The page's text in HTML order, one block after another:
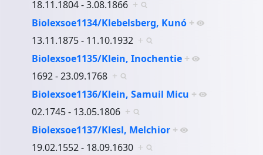
18.11.1804 - 3.08.1866 +
Biolexsoe1134/Klebelsberg, Kunó +
13.11.1875 - 11.10.1932 +
Biolexsoe1135/Klein, Inochentie +
1692 - 23.09.1768 +
Biolexsoe1136/Klein, Samuil Micu +
02.1745 - 13.05.1806 +
Biolexsoe1137/Klesl, Melchior +
19.02.1552 - 18.09.1630 +